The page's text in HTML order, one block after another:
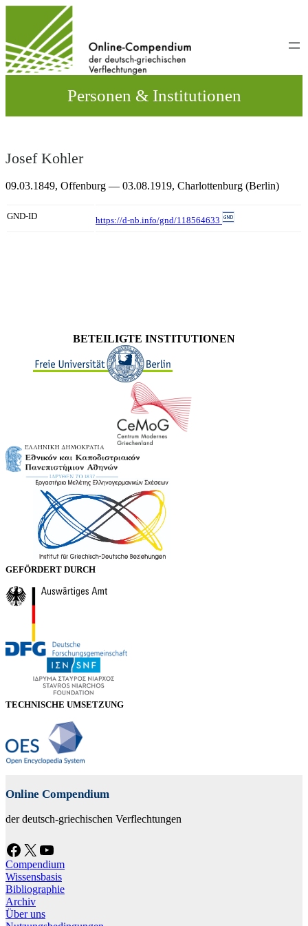
wechseln
Personen & Institutionen
Josef Kohler
09.03.1849, Offenburg — 03.08.1919, Charlottenburg (Berlin)
GND-ID https://d-nb.info/gnd/118564633
BETEILIGTE INSTITUTIONEN
GEFÖRDERT DURCH
TECHNISCHE UMSETZUNG
Online Compendium
der deutsch-griechischen Verflechtungen
Facebook X YouTube
Compendium
Wissensbasis
Bibliographie
Archiv
Über uns